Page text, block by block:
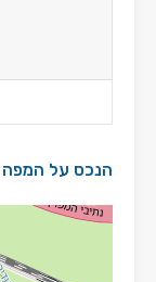
הנכס על המפה